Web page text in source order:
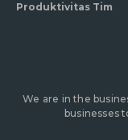
Produktivitas Tim
We are in the
businesses